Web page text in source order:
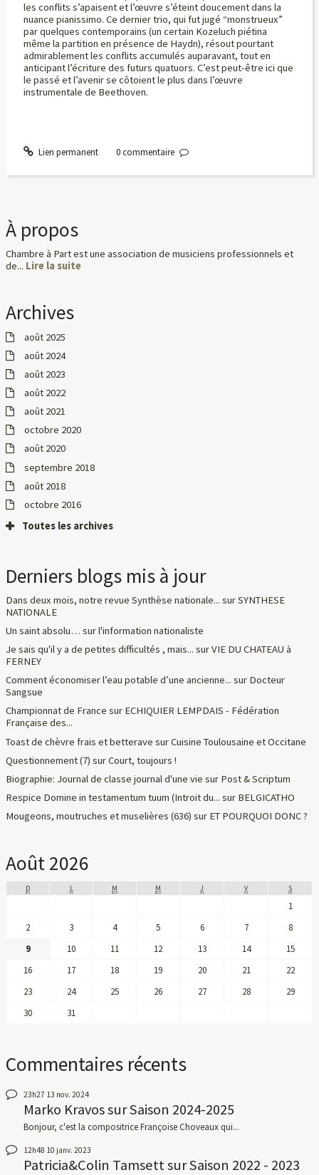
À propos
Chambre à Part est une association de musiciens professionnels et
de... Lire la suite
Archives
août 2025
août 2024
août 2023
août 2022
août 2021
octobre 2020
août 2020
septembre 2018
août 2018
octobre 2016
Toutes les archives
Derniers blogs mis à jour
Dans deux mois, notre revue Synthèse nationale... surSYNTHESE
NATIONALE
Un saint absolu… surl'information nationaliste
Je sais qu'il y a de petites difficultés , mais... surVIE DU CHATEAU à
FERNEY
Comment économiser l’eau potable d’une ancienne... sur Docteur
Sangsue
Championnat de France sur ECHIQUIER LEMPDAIS - Fédération
Française des...
Toast de chèvre frais et betterave surCuisine Toulousaine et Occitane
Questionnement (7) surCourt, toujours !
Biographie: Journal de classe journal d'une vie sur Post & Scriptum
Respice Domine in testamentum tuum (Introit du... sur BELGICATHO
Mougeons, moutruches et muselières (636) sur ET POURQUOI DONC ?
Août 2026
D L M M J V S
1
2
3 4 5 6 7
8
9
10 11 12 13 14
15
16
17 18 19 20 21
22
23
24 25 26 27 28
29
30
31
Commentaires récents
23h27 13 nov. 2024
Marko KravossurSaison 2024-2025
Bonjour, c'est la compositrice Françoise Choveaux qui...
12h48 10 janv. 2023
Patricia&Colin TamsettsurSaison 2022 - 2023
les conflits s’apaisent et l’œuvre s’éteint doucement dans la
nuance pianissimo. Ce dernier trio, qui fut jugé “monstrueux”
par quelques contemporains (un certain Kozeluch piétina
même la partition en présence de Haydn), résout pourtant
admirablement les conflits accumulés auparavant, tout en
anticipant l’écriture des futurs quatuors. C’est peut-être ici que
le passé et l’avenir se côtoient le plus dans l’œuvre
instrumentale de Beethoven.
Lien permanent 0commentaire